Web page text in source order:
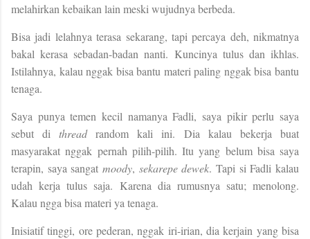
melahirkan kebaikan lain meski wujudnya berbeda.
Bisa jadi lelahnya terasa sekarang, tapi percaya deh, nikmatnya
bakal kerasa sebadan-badan nanti. Kuncinya tulus dan ikhlas.
Istilahnya, kalau nggak bisa bantu materi paling nggak bisa bantu
tenaga.
Saya punya temen kecil namanya Fadli, saya pikir perlu saya
sebut di threadrandom kali ini. Dia kalau bekerja buat
masyarakat nggak pernah pilih-pilih. Itu yang belum bisa saya
terapin, saya sangat moody, sekarepe dewek. Tapi si Fadli kalau
udah kerja tulus saja. Karena dia rumusnya satu; menolong.
Kalau ngga bisa materi ya tenaga.
Inisiatif tinggi, ore pederan, nggak iri-irian, dia kerjain yang bisa